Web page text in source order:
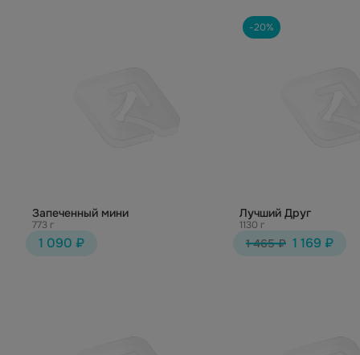
Запеченный мини
773 г
1 090 ₽
-20%
Лучший Друг
1130 г
1 465 ₽ 1 169 ₽